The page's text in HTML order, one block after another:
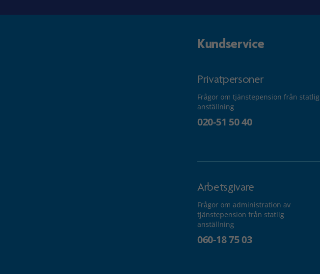
Kundservice
Privatpersoner
Frågor om tjänstepension från statlig
anställning
020-51 50 40
Arbetsgivare
Frågor om administration av
tjänstepension från statlig
anställning
060-18 75 03